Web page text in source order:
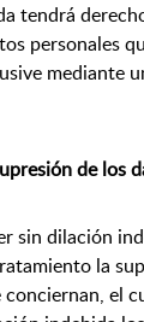
tendrá
personales
mediante
de los
sin dilación
la
conciernan, el